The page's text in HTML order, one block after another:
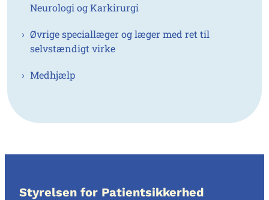
Neurologi og Karkirurgi
Øvrige speciallæger og læger med ret til
selvstændigt virke
Medhjælp
Styrelsen for Patientsikkerhed